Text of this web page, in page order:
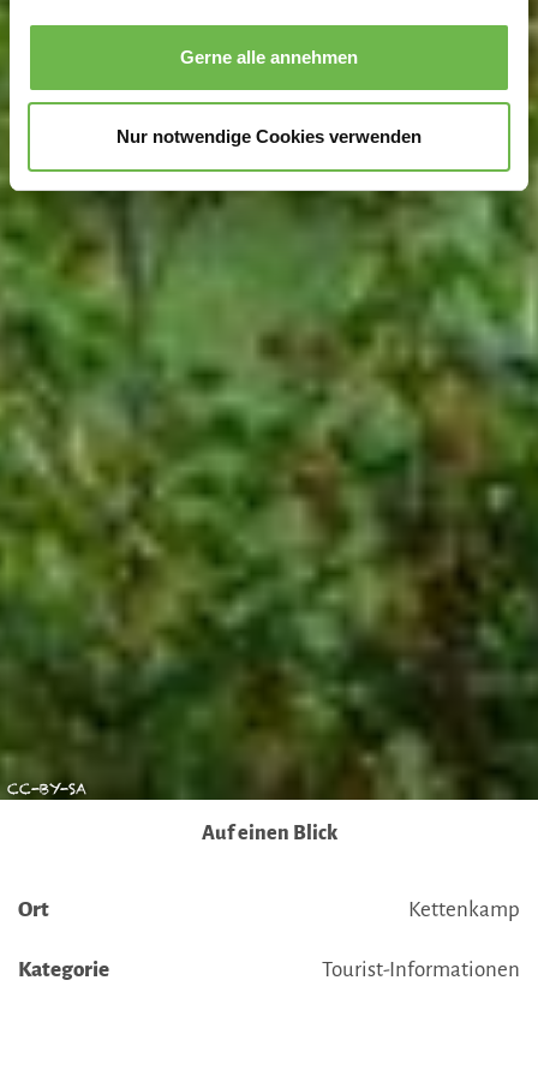
zu können und die Zugriffe auf unsere Website zu
analysieren.Danke, dass Sie uns in unserer Arbeit
unterstützen!
erhobenen Daten in den USA durch Google und
YouTube:
Indem Sie auf "Gerne Alle annehmen" oder
Präferenzen, Statistiken oder Marketing ankreuzen und
auf „Auswahl manuell festlegen“ klicken, willigen Sie
zugleich gem. Art. 49 Abs. 1 S. 1 lit. a DSGVO ein, dass
Ihre Daten in den USA verarbeitet werden. Die USA
werden vom Europäischen Gerichtshof als ein Land mit
einem nach EU-Standards unzureichendem
Datenschutzniveau eingeschätzt. Es besteht
insbesondere das Risiko, dass Ihre Daten durch US-
Behörden, zu Kontroll- und zu Überwachungszwecken,
möglicherweise auch ohne Rechtsbehelfsmöglichkeiten,
verarbeitet werden können. Wenn Sie auf "Auswahl
manuell festlegen" klicken und keine der optionalen
Boxen (Präferenzen, Statistiken oder Marketing
ausgewählt haben, findet die vorgehend beschriebene
Übermittlung nicht statt. Weitere Informationen erhalten
Sie in unseren Datenschutzhinweisen.
Ausführlich informieren wir Sie darüber gerne hier:
Datenschutz
| Impressum
Gerne alle annehmen
Nur notwendige Cookies verwenden
CC-BY-SA
Auf einen Blick
Ort Kettenkamp
Kategorie Tourist-Informationen